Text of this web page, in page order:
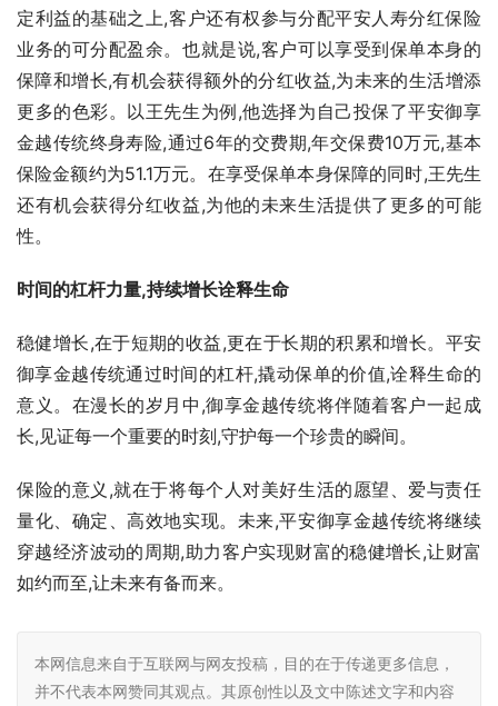
定利益的基础之上,客户还有权参与分配平安人寿分红保险
业务的可分配盈余。也就是说,客户可以享受到保单本身的
保障和增长,有机会获得额外的分红收益,为未来的生活增添
更多的色彩。以王先生为例,他选择为自己投保了平安御享
金越传统终身寿险,通过6年的交费期,年交保费10万元,基本
保险金额约为51.1万元。在享受保单本身保障的同时,王先生
还有机会获得分红收益,为他的未来生活提供了更多的可能
性。
时间的杠杆力量,持续增长诠释生命
稳健增长,在于短期的收益,更在于长期的积累和增长。平安
御享金越传统通过时间的杠杆,撬动保单的价值,诠释生命的
意义。在漫长的岁月中,御享金越传统将伴随着客户一起成
长,见证每一个重要的时刻,守护每一个珍贵的瞬间。
保险的意义,就在于将每个人对美好生活的愿望、爱与责任
量化、确定、高效地实现。未来,平安御享金越传统将继续
穿越经济波动的周期,助力客户实现财富的稳健增长,让财富
如约而至,让未来有备而来。
本网信息来自于互联网与网友投稿，目的在于传递更多信息，
并不代表本网赞同其观点。其原创性以及文中陈述文字和内容